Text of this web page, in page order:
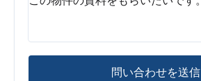
問い合わせを送信